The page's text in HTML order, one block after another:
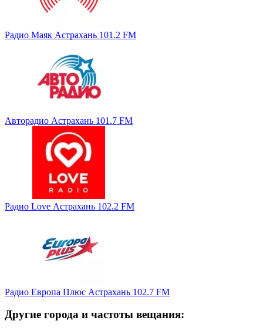
Радио Маяк Астрахань 101.2 FM
Авторадио Астрахань 101.7 FM
Радио Love Астрахань 102.2 FM
Радио Европа Плюс Астрахань 102.7 FM
Другие города и частоты вещания: